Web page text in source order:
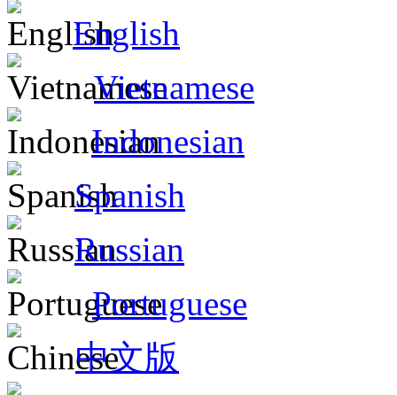
English
Vietnamese
Indonesian
Spanish
Russian
Portuguese
中文版